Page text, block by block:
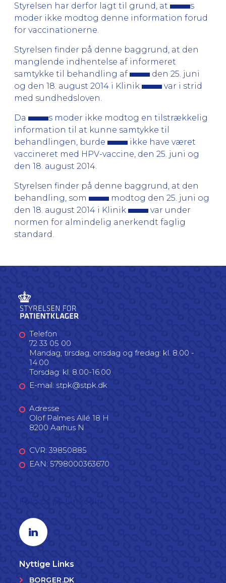
Styrelsen har derfor lagt til grund, at
s
moder ikke modtog denne information forud
for vaccinationerne.
Styrelsen finder på denne baggrund, at den
manglende indhentelse af informeret
samtykke til behandling af
den 25. juni
og den 18. august 2014 i Klinik
var i strid
med sundhedsloven.
Da
s moder ikke modtog en tilstrækkelig
information til at kunne samtykke til
behandlingen, burde
ikke have været
vaccineret med HPV-vaccine, den 25. juni og
den 18. august 2014.
Styrelsen finder på denne baggrund, at den
behandling, som
modtog den 25. juni og
den 18. august 2014 i Klinik
var under
normen for almindelig anerkendt faglig
standard.
Telefon
72 33 05 00
Mandag, tirsdag, onsdag og fredag: kl. 8.00 -
14.00
Torsdag: kl. 8.00-16.00
E-mail: stpk@stpk.dk
Adresse
Olof Palmes Allé 18 H
8200 Aarhus N
CVR: 39850885
EAN: 5798000363670
Linkedin profil
Nyttige Links
BORGER.DK